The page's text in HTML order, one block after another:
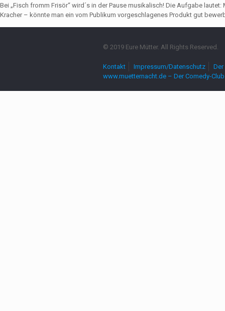
Bei „Fisch fromm Frisör“ wird´s in der Pause musikalisch! Die Aufgabe
Kracher – könnte man ein vom Publikum vorgeschlagenes Produkt gut
© 2019 Eure Mütter. All Rights Reserved.
Kontakt Impressum/Datenschutz
www.muetternacht.de – Der Comedy-Club